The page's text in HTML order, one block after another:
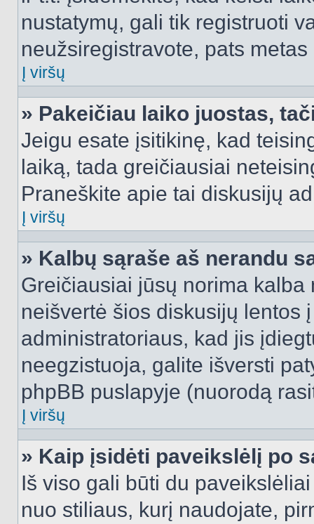
nustatymų, gali tik registruoti
neužsiregistravote, pats
Į viršų
» Pakeičiau laiko juostas,
Jeigu esate įsitikinę, kad
laiką, tada greičiausiai
Praneškite apie tai diskusijų
Į viršų
» Kalbų sąraše aš nerandu
Greičiausiai jūsų norima
neišvertė šios diskusijų lentos
administratoriaus, kad jis
neegzistuoja, galite išversti
phpBB puslapyje (nuorodą
Į viršų
» Kaip įsidėti paveikslėlį po
Iš viso gali būti du
nuo stiliaus, kurį naudojate,